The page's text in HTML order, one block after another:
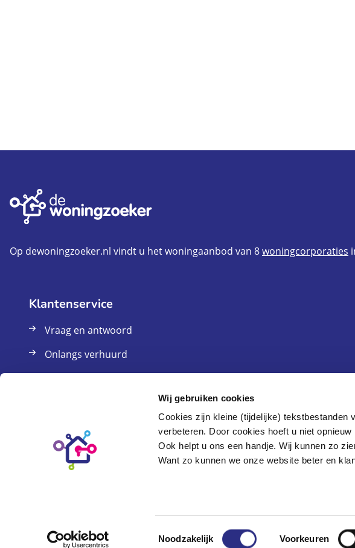
Wij gebruiken cookies
Cookies zijn kleine (tijdelijke) tekstbestanden
verbeteren. Door cookies hoeft u niet
Ook helpt u ons een handje. Wij kunnen zo
Want zo kunnen we onze website beter en
Toestemmingsselectie
Noodzakelijk Voorkeuren
Op dewoningzoeker.nl vindt u het woningaanbod van 8woningcorporaties
Klantenservice
Vraag en antwoord
Onlangs verhuurd
Mijn omgeving
Inschrijven
Gebruikersnaam vergeten
Wachtwoord opvragen